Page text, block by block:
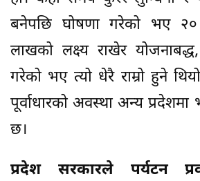
बनेपछि घोषणा गरेको भए
लाखको लक्ष्य राखेर
गरेको भए त्यो धेरै राम्रो हुने
पूर्वाधारको अवस्था अन्य प्रदेशमा
छ।
प्रदेश सरकारले पर्यटन